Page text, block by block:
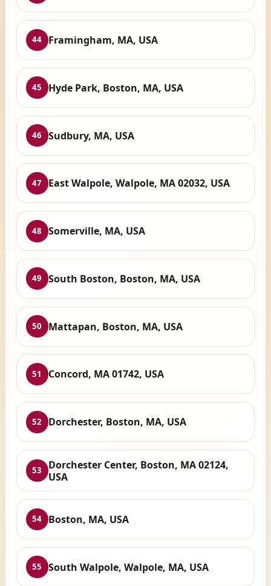
44 Framingham, MA, USA
45 Hyde Park, Boston, MA, USA
46 Sudbury, MA, USA
47 East Walpole, Walpole, MA 02032, USA
48 Somerville, MA, USA
49 South Boston, Boston, MA, USA
50 Mattapan, Boston, MA, USA
51 Concord, MA 01742, USA
52 Dorchester, Boston, MA, USA
53
Dorchester Center, Boston, MA 02124,
USA
54 Boston, MA, USA
55 South Walpole, Walpole, MA, USA